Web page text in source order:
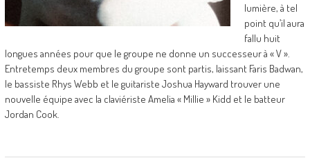
lumière, à tel
point qu’il aura
fallu huit
longues années pour que le groupe ne donne un successeur à « V ».
Entretemps deux membres du groupe sont partis, laissant Faris Badwan,
le bassiste Rhys Webb et le guitariste Joshua Hayward trouver une
nouvelle équipe avec la claviériste Amelia « Millie » Kidd et le batteur
Jordan Cook.